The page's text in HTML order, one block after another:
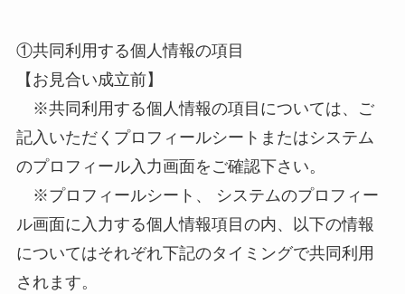
①共同利用する個人情報の項目
【お見合い成立前】
※共同利用する個人情報の項目については、ご
記入いただくプロフィールシートまたはシステム
のプロフィール入力画面をご確認下さい。
※プロフィールシート、 システムのプロフィー
ル画面に入力する個人情報項目の内、以下の情報
についてはそれぞれ下記のタイミングで共同利用
されます。